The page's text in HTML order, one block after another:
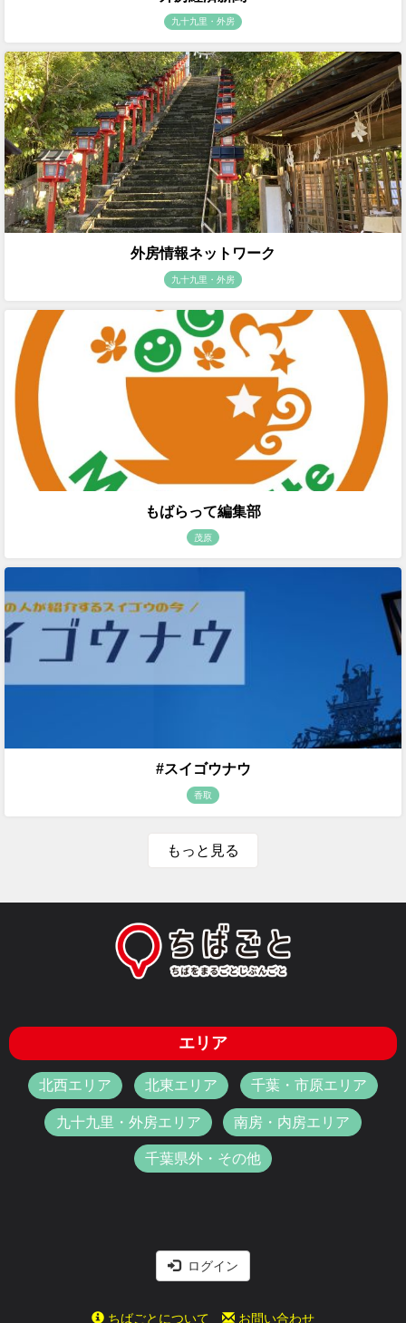
九十九里・外房
外房情報ネットワーク
九十九里・外房
もばらって編集部
茂原
#スイゴウナウ
香取
もっと見る
エリア
北西エリア 北東エリア 千葉・市原エリア
九十九里・外房エリア 南房・内房エリア
千葉県外・その他
ログイン
ちばごとについて お問い合わせ